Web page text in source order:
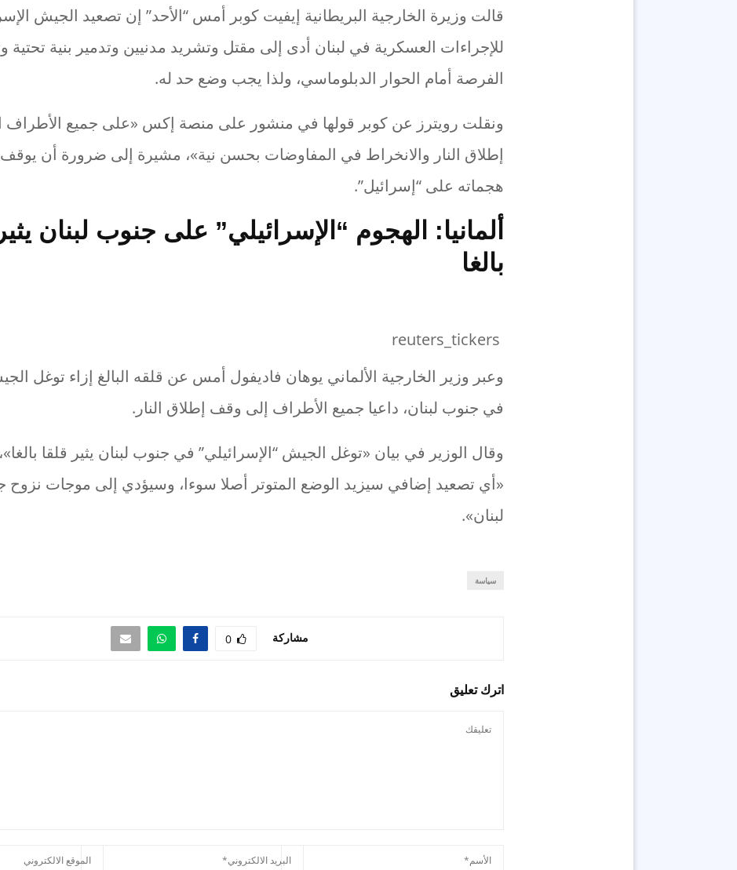
قالت وزيرة الخارجية البريطانية إيفيت كوبر أمس “الأحد” إن تصعيد الجيش
للإجراءات العسكرية في لبنان أدى إلى مقتل وتشريد مدنيين وتدمير بنية تحتية
الفرصة أمام الحوار الدبلوماسي، ولذا يجب وضع حد له.
ونقلت رويترز عن كوبر قولها في منشور على منصة إكس «على جميع الأطراف
إطلاق النار والانخراط في المفاوضات بحسن نية»، مشيرة إلى ضرورة أن
هجماته على “إسرائيل”.
ألمانيا: الهجوم “الإسرائيلي” على جنوب لبنان
بالغا
وعبر وزير الخارجية الألماني يوهان فاديفول أمس عن قلقه البالغ إزاء توغل
في جنوب لبنان، داعيا جميع الأطراف إلى وقف إطلاق النار.
وقال الوزير في بيان «توغل الجيش “الإسرائيلي” في جنوب لبنان يثير قلقا
«أي تصعيد إضافي سيزيد الوضع المتوتر أصلا سوءا، وسيؤدي إلى موجات نزوح
لبنان».
سياسة
مشاركة 0
اترك تعليق